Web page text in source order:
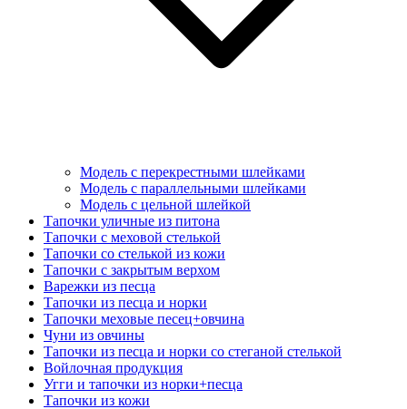
Модель с перекрестными шлейками
Модель с параллельными шлейками
Модель с цельной шлейкой
Тапочки уличные из питона
Тапочки с меховой стелькой
Тапочки со стелькой из кожи
Тапочки с закрытым верхом
Варежки из песца
Тапочки из песца и норки
Тапочки меховые песец+овчина
Чуни из овчины
Тапочки из песца и норки со стеганой стелькой
Войлочная продукция
Угги и тапочки из норки+песца
Тапочки из кожи